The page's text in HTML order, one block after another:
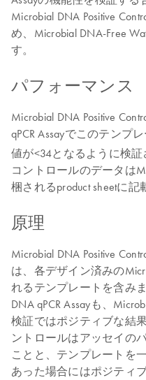
Microbial DNA Positive
め、Microbial DNA-Free
す。
パフォーマンス
Microbial DNA Positive
qPCR Assayでこのテンプ
値が<34となるように検
コントロールのデータは
梱されるproduct sheetに記
原理
Microbial DNA Positive
は、各デザイン済みの
れるテンプレートを含み
DNA qPCR Assayも、
検証ではポジティブな結
ントロールはアッセイの
ことと、テンプレートを
あった場合にはポジティ